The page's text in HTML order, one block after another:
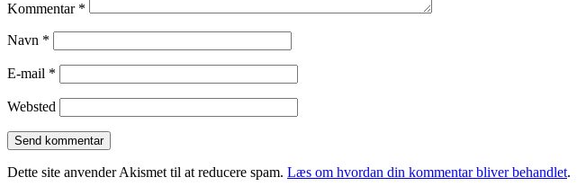
Kommentar *
Navn *
E-mail *
Websted
Dette site anvender Akismet til at reducere spam. Læs om hvordan din kommentar bliver behandlet.